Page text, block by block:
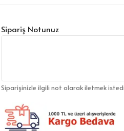
Sipariş Notunuz
Siparişinizle ilgili not olarak iletmek